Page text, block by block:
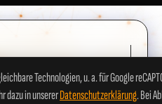
Technologien, u. a. für Google
dazu in unsererDatenschutzerklärung. Bei